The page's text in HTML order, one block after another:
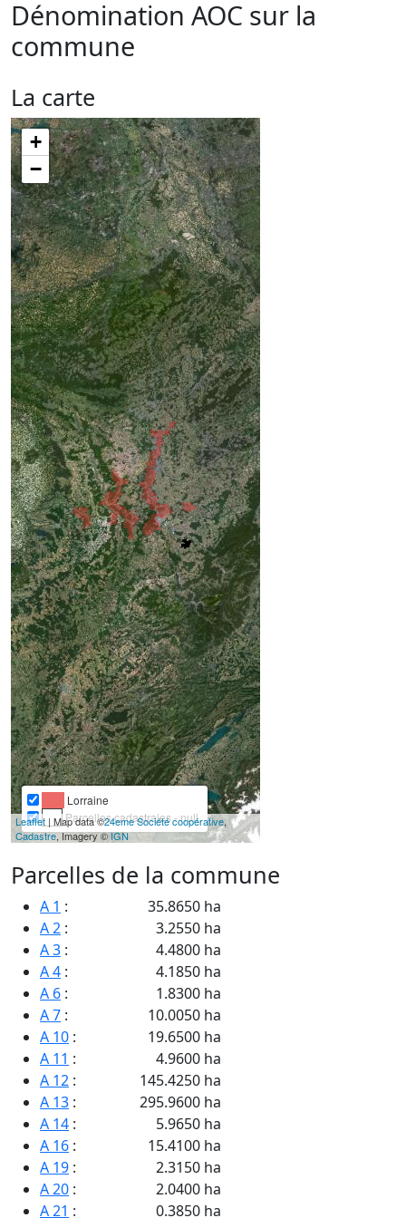
Dénomination AOC sur la
commune
La carte
+
−
Lorraine
Parcelles cadastrales - null
Leaflet | Map data ©24eme Société coopérative,
Cadastre, Imagery ©IGN
Parcelles de la commune
A 1 :
35.8650 ha
A 2 :
3.2550 ha
A 3 :
4.4800 ha
A 4 :
4.1850 ha
A 6 :
1.8300 ha
A 7 :
10.0050 ha
A 10 :
19.6500 ha
A 11 :
4.9600 ha
A 12 :
145.4250 ha
A 13 :
295.9600 ha
A 14 :
5.9650 ha
A 16 :
15.4100 ha
A 19 :
2.3150 ha
A 20 :
2.0400 ha
A 21 : 0.3850 ha